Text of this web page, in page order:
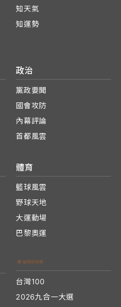
知天氣
知運勢
政治
黨政要聞
國會攻防
內幕評論
首都風雲
體育
籃球風雲
野球天地
大運動場
巴黎奧運
台灣100
2026九合一大選